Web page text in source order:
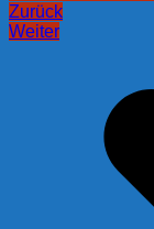
Zurück
Weiter